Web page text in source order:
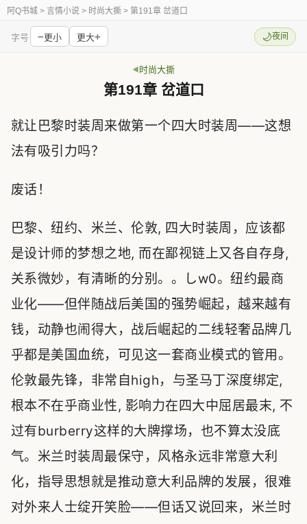
阿Q书城 > 言情小说 > 时尚大撕 > 第191章 岔道口
字号 −更小 更大+ 🌙夜间
时尚大撕
第191章 岔道口
就让巴黎时装周来做第一个四大时装周——这想
法有吸引力吗？
废话！
巴黎、纽约、米兰、伦敦, 四大时装周，应该都
是设计师的梦想之地, 而在鄙视链上又各自存身,
关系微妙，有清晰的分别。。しw0。纽约最商
业化——但伴随战后美国的强势崛起，越来越有
钱，动静也闹得大，战后崛起的二线轻奢品牌几
乎都是美国血统，可见这一套商业模式的管用。
伦敦最先锋，非常自high，与圣马丁深度绑定,
根本不在乎商业性, 影响力在四大中屈居最末, 不
过有burberry这样的大牌撑场，也不算太没底
气。米兰时装周最保守，风格永远非常意大利
化，指导思想就是推动意大利品牌的发展，很难
对外来人士绽开笑脸——但话又说回来，米兰时